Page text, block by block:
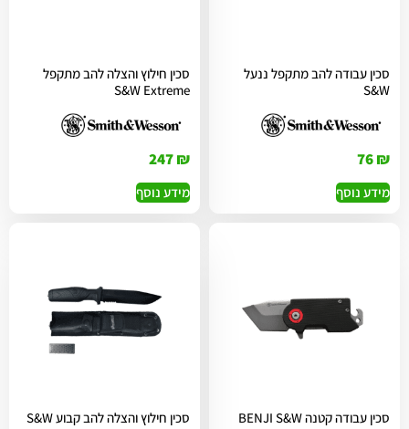
סכין עבודה להב מתקפל ננעל
S&W
76₪
מידע נוסף
סכין חילוץ והצלה להב מתקפל
S&W Extreme
247₪
מידע נוסף
סכין עבודה קטנה BENJI S&W סכין חילוץ והצלה להב קבוע S&W